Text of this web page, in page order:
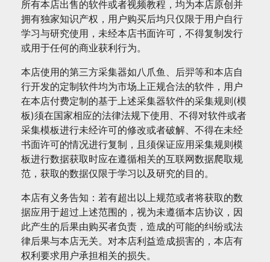
所有本店出售的软件或者视频教程，均为本店原创并
拥有独家知识产权，用户购买后均只仅限于用户自行
学习与研究使用，未经本店书面许可，不得复制发行
或用于任何的商业获利行为。
本店使用的第三方采集器如八爪鱼、后羿等和本店自
行开发的定制软件均为市场上正规合法的软件，用户
在本店付费定制的基于上述采集器软件的采集规则(模
板)须在国家相应的法律法规下使用、不得对软件或者
采集模板进行未经许可的修改或者破解、不得在未经
书面许可的情况进行复制，且须保证应用采集规则模
板进行数据获取时应在遵循相关的互联网数据爬取规
范，获取的数据仅限于学习以及研究的目的。
本店有义务告知：若有超出以上规范或者将获取的数
据应用于超过上述范围的，视为未遵循本店协议，因
此产生的后果由购买者负责，造成的可能的纠纷或法
律后果与本店无关。对本店利益造成损害的，本店有
权利要求用户承担相关的损失。